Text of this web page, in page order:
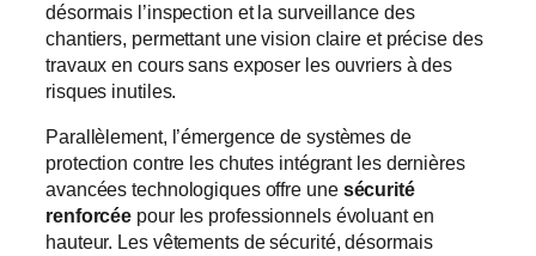
désormais l’inspection et la surveillance des
chantiers, permettant une vision claire et précise des
travaux en cours sans exposer les ouvriers à des
risques inutiles.
Parallèlement, l’émergence de systèmes de
protection contre les chutes intégrant les dernières
avancées technologiques offre une sécurité
renforcée pour les professionnels évoluant en
hauteur. Les vêtements de sécurité, désormais